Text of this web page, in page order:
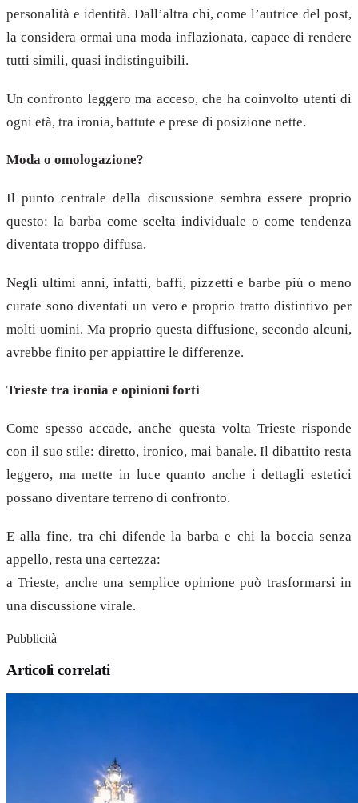
personalità e identità. Dall’altra chi, come l’autrice del post,
la considera ormai una moda inflazionata, capace di rendere
tutti simili, quasi indistinguibili.
Un confronto leggero ma acceso, che ha coinvolto utenti di
ogni età, tra ironia, battute e prese di posizione nette.
Moda o omologazione?
Il punto centrale della discussione sembra essere proprio
questo: la barba come scelta individuale o come tendenza
diventata troppo diffusa.
Negli ultimi anni, infatti, baffi, pizzetti e barbe più o meno
curate sono diventati un vero e proprio tratto distintivo per
molti uomini. Ma proprio questa diffusione, secondo alcuni,
avrebbe finito per appiattire le differenze.
Trieste tra ironia e opinioni forti
Come spesso accade, anche questa volta Trieste risponde
con il suo stile: diretto, ironico, mai banale. Il dibattito resta
leggero, ma mette in luce quanto anche i dettagli estetici
possano diventare terreno di confronto.
E alla fine, tra chi difende la barba e chi la boccia senza
appello, resta una certezza:
a Trieste, anche una semplice opinione può trasformarsi in
una discussione virale.
Pubblicità
Articoli correlati